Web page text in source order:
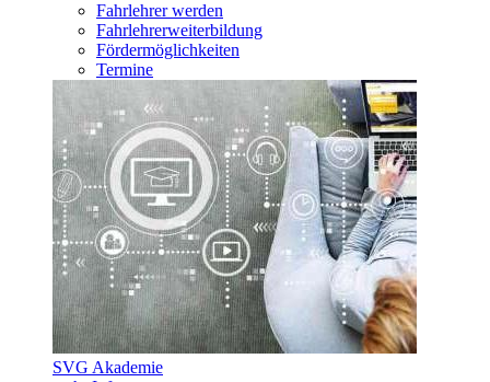
Fahrlehrer werden
Fahrlehrerweiterbildung
Fördermöglichkeiten
Termine
SVG Akademie